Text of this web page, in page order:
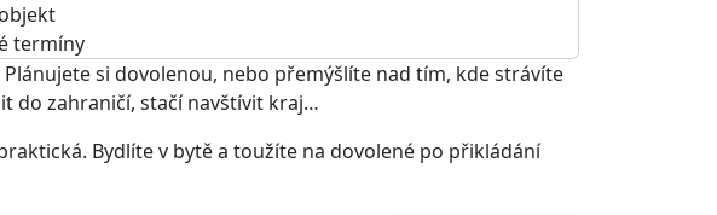
termíny
si dovolenou, nebo přemýšlíte nad tím, kde strávíte
do zahraničí, stačí navštívit kraj…
Bydlíte v bytě a toužíte na dovolené po přikládání